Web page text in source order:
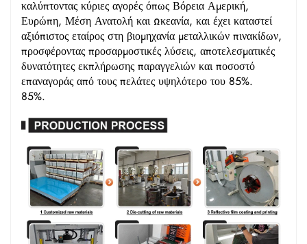
καλύπτοντας κύριες αγορές όπως Βόρεια Αμερική,
Ευρώπη, Μέση Ανατολή και Ωκεανία, και έχει καταστεί
αξιόπιστος εταίρος στη βιομηχανία μεταλλικών πινακίδων,
προσφέροντας προσαρμοστικές λύσεις, αποτελεσματικές
δυνατότητες εκπλήρωσης παραγγελιών και ποσοστό
επαναγοράς από τους πελάτες υψηλότερο του 85%.
85%.